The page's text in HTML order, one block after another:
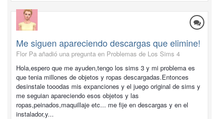
Me siguen apareciendo descargas que elimine!
Flor Pa añadió una pregunta en Problemas de Los Sims 4
Hola,espero que me ayuden,tengo los sims 3 y mi problema es
que tenia millones de objetos y ropas descargadas.Entonces
desinstale tooodas mis expanciones y el juego original de sims y
me seguian apareciendo esos objetos y las
ropas,peinados,maquillaje etc... me fije en descargas y en el
instalador,y...